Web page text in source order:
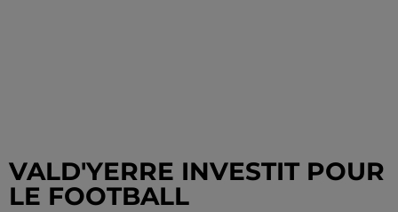
VALD'YERRE INVESTIT POUR
LE FOOTBALL